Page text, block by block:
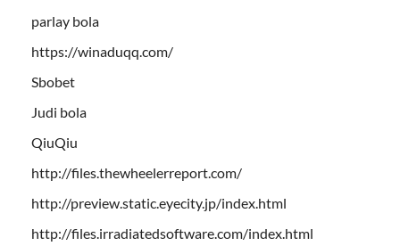
parlay bola
https://winaduqq.com/
Sbobet
Judi bola
QiuQiu
http://files.thewheelerreport.com/
http://preview.static.eyecity.jp/index.html
http://files.irradiatedsoftware.com/index.html